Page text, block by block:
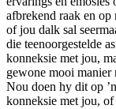
afbrekend raak en op
of jou dalk sal
die teenoorgestelde
konneksie met jou,
gewone mooi
Nou doen hy dit op
konneksie met jou,